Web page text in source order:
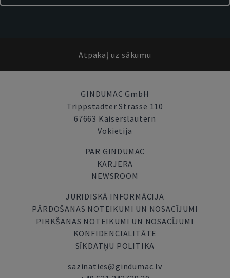
Atpakaļ uz sākumu
GINDUMAC GmbH
Trippstadter Strasse 110
67663 Kaiserslautern
Vokietija
PAR GINDUMAC
KARJERA
NEWSROOM
JURIDISKĀ INFORMĀCIJA
PĀRDOŠANAS NOTEIKUMI UN NOSACĪJUMI
PIRKŠANAS NOTEIKUMI UN NOSACĪJUMI
KONFIDENCIALITĀTE
SĪKDATŅU POLITIKA
sazinaties@gindumac.lv